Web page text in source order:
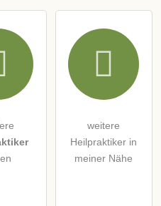
.
zur Kenntnis genommen.
Fragen sindfür alle
weitere
Heilpraktiker in
meiner Nähe